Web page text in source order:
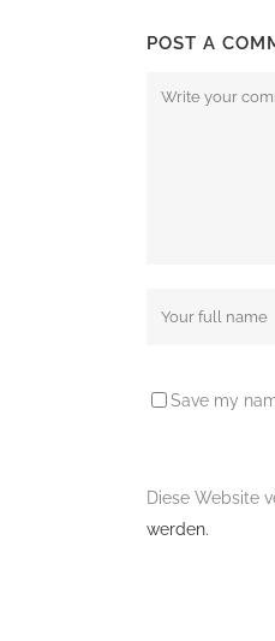
POST A
Save my
Diese Website
werden.